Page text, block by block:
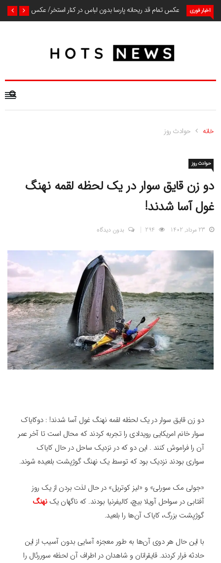
اخبار فوری عکس تمام قد ریحانه پارسا بدون لباس در کنار استخر/ عکس
خانه حوادث روز
حوادث روز
دو زن قایق سوار در یک لحظه لقمه نهنگ
غول آسا شدند!
23 مرداد, 1402 بدون دیدگاه
دو زن قایق سوار در یک لحظه لقمه نهنگ غول آسا شدند! : دوکایاک
سوار خانم امریکایی رویدادی را تجربه کردند که محال است تا آخر عمر
آن را فراموش کنند . این دو که در نزدیک ساحل در حال کایاک
سواری بودند نزدیک بود که توسط یک نهنگ گوژپشت بلعیده شوند.
«جولی مک سورلی» و «لیز کوتریل» در حال لذت بردن از یک روز
آفتابی در سواحل آویلا بیچ، کالیفرنیا بودند. که ناگهان یکنهنگ
گوژپشت بزرگ، کایاک آن‌ها را بلعید.
با این حال هر دوی آن‌ها به طور معجزه آسایی بدون آسیب از این
حادثه فرار کردند. قایقرانان و شاهدان در اطراف آن لحظه سوررئال را